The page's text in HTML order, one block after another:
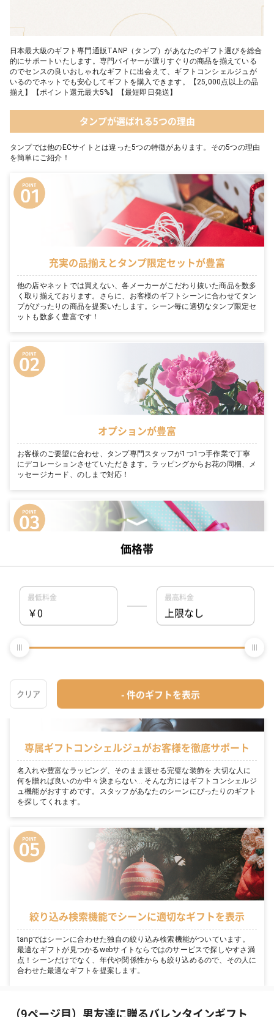
日本最大級のギフト専門通販TANP（タンプ）があなたのギフト選びを総合
的にサポートいたします。専門バイヤーが選りすぐりの商品を揃えている
のでセンスの良いおしゃれなギフトに出会えて、ギフトコンシェルジュが
いるのでネットでも安心してギフトを購入できます。【25,000点以上の品
揃え】【ポイント還元最大5%】【最短即日発送】
タンプが選ばれる5つの理由
タンプでは他のECサイトとは違った5つの特徴があります。その5つの理由
を簡単にご紹介！
充実の品揃えとタンプ限定セットが豊富
他の店やネットでは買えない、各メーカーがこだわり抜いた商品を数多
く取り揃えております。さらに、お客様のギフトシーンに合わせてタン
プがぴったりの商品を提案いたします。シーン毎に適切なタンプ限定セ
ットも数多く豊富です！
オプションが豊富
お客様のご要望に合わせ、タンプ専門スタッフが1つ1つ手作業で丁寧
にデコレーションさせていただきます。ラッピングからお花の同梱、メ
ッセージカード、のしまで対応！
最短翌日お届け
名入れや豊富なラッピング、そのまま渡せる完璧な装飾を たくさん選
択しても最短で翌日にお届けが可能です。「今日買って、明日届く」。
専属ギフトコンシェルジュがお客様を徹底サポート
名入れや豊富なラッピング、そのまま渡せる完璧な装飾を 大切な人に
何を贈れば良いのか中々決まらない… そんな方にはギフトコンシェルジ
ュ機能がおすすめです。スタッフがあなたのシーンにぴったりのギフト
を探してくれます。
絞り込み検索機能でシーンに適切なギフトを表示
tanpではシーンに合わせた独自の絞り込み検索機能がついています。
最適なギフトが見つかるwebサイトならではのサービスで探しやすさ満
点！シーンだけでなく、年代や関係性からも絞り込めるので、その人に
合わせた最適なギフトを提案します。
（9ページ目）男友達に贈るバレンタインギフト